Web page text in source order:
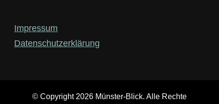
Impressum
Datenschutzerklärung
© Copyright 2026 Münster-Blick. Alle Rechte